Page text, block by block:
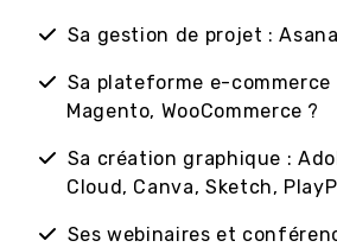
Sa gestion de projet :
Sa plateforme e-commerce
Magento, WooCommerce ?
Sa création graphique :
Cloud, Canva, Sketch,
Ses webinaires et